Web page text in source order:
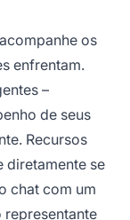
os
enfrentam.
–
de seus
Recursos
diretamente se
chat com um
representante